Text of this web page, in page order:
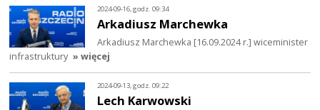
2024-09-16, godz. 09:34
Arkadiusz Marchewka
Arkadiusz Marchewka [16.09.2024 r.] wiceminister
infrastruktury » więcej
2024-09-13, godz. 09:22
Lech Karwowski